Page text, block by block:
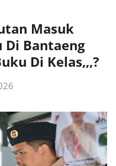
Masuk
Di Bantaeng
Di Kelas,,,?